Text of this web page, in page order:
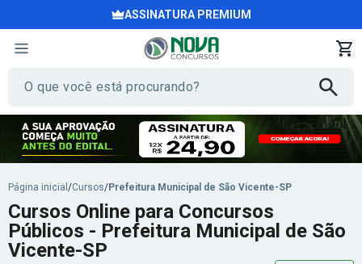
ASSINATURA PREMIUM
Página inicial /Cursos/Prefeitura Municipal de São Vicente-SP
Cursos Online para Concursos
Públicos - Prefeitura Municipal de São
Vicente-SP